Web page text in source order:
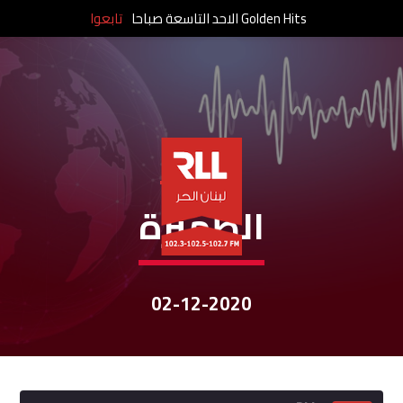
نشرات الأخبار
الظّهيرة
02-12-2020
Golden Hits الاحد التاسعة صباحا تابعوا